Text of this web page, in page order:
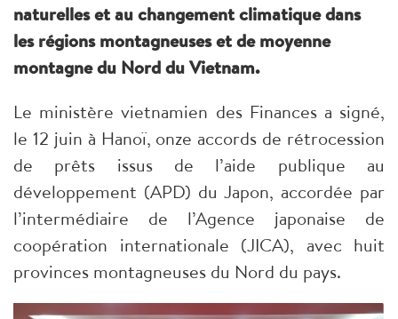
naturelles et au changement climatique dans
les régions montagneuses et de moyenne
montagne du Nord du Vietnam.
Le ministère vietnamien des Finances a signé,
le 12 juin à Hanoï, onze accords de rétrocession
de prêts issus de l’aide publique au
développement (APD) du Japon, accordée par
l’intermédiaire de l’Agence japonaise de
coopération internationale (JICA), avec huit
provinces montagneuses du Nord du pays.